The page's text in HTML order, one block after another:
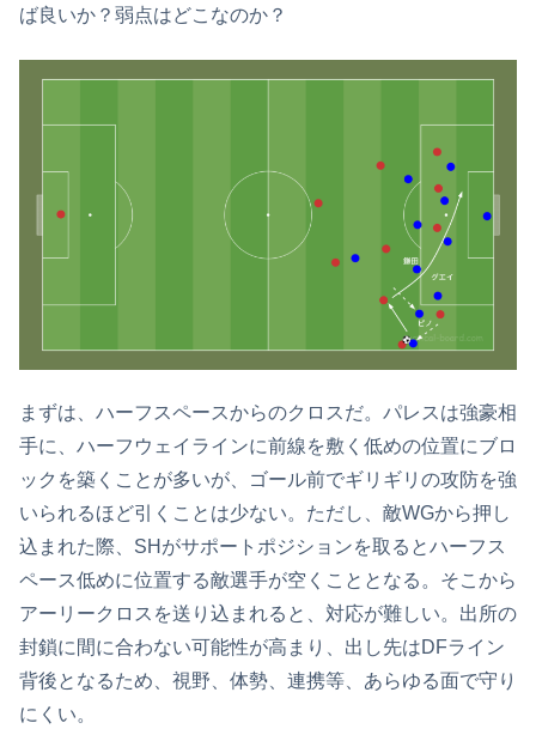
ば良いか？弱点はどこなのか？
まずは、ハーフスペースからのクロスだ。パレスは強豪相
手に、ハーフウェイラインに前線を敷く低めの位置にブロ
ックを築くことが多いが、ゴール前でギリギリの攻防を強
いられるほど引くことは少ない。ただし、敵WGから押し
込まれた際、SHがサポートポジションを取るとハーフス
ペース低めに位置する敵選手が空くこととなる。そこから
アーリークロスを送り込まれると、対応が難しい。出所の
封鎖に間に合わない可能性が高まり、出し先はDFライン
背後となるため、視野、体勢、連携等、あらゆる面で守り
にくい。